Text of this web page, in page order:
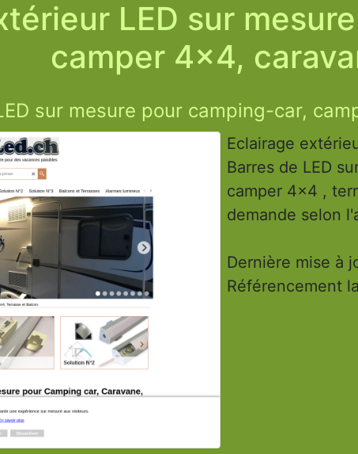
LED sur
camper 4x4,
sur mesure pour camping-car,
Eclairage
Barres de LED
camper 4x4 ,
demande selon
Dernière mise à
Référencement